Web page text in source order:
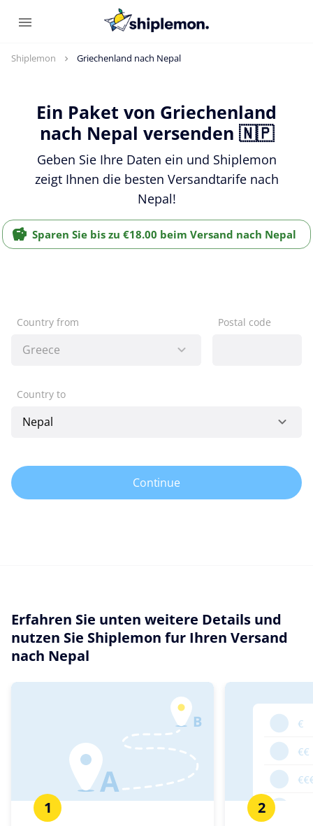
Shiplemon Griechenland nach Nepal
Ein Paket von Griechenland
nach Nepal versenden 🇳🇵
Geben Sie Ihre Daten ein und Shiplemon
zeigt Ihnen die besten Versandtarife nach
Nepal!
Sparen Sie bis zu €18.00 beim Versand nach Nepal
Country from Postal code
Country to
Continue
Erfahren Sie unten weitere Details und
nutzen Sie Shiplemon fur Ihren Versand
nach Nepal
1 2